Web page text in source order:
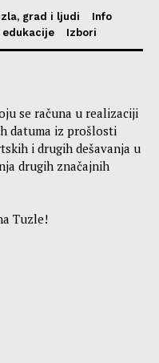
grad i ljudi
Info
edukacije Izbori
se računa u realizaciji
datuma iz prošlosti
i drugih dešavanja u
drugih značajnih
Tuzle!